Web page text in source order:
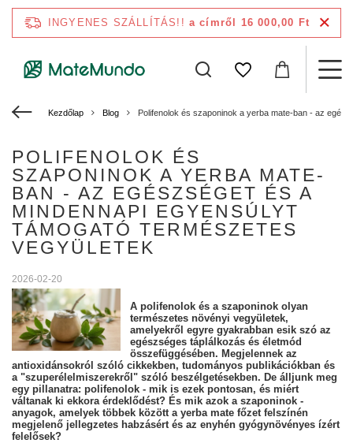
INGYENES SZÁLLÍTÁS!! a címről 16 000,00 Ft
Kezdőlap Blog Polifenolok és szaponinok a yerba mate-ban - az
POLIFENOLOK ÉS
SZAPONINOK A YERBA MATE-
BAN - AZ EGÉSZSÉGET ÉS A
MINDENNAPI EGYENSÚLYT
TÁMOGATÓ TERMÉSZETES
VEGYÜLETEK
2026-02-20
A polifenolok és a szaponinok olyan
természetes növényi vegyületek,
amelyekről egyre gyakrabban esik szó az
egészséges táplálkozás és életmód
összefüggésében. Megjelennek az
antioxidánsokról szóló cikkekben, tudományos publikációkban és
a "szuperélelmiszerekről" szóló beszélgetésekben. De álljunk meg
egy pillanatra: polifenolok - mik is ezek pontosan, és miért
váltanak ki ekkora érdeklődést? És mik azok a szaponinok -
anyagok, amelyek többek között a yerba mate főzet felszínén
megjelenő jellegzetes habzásért és az enyhén gyógynövényes ízért
felelősek?